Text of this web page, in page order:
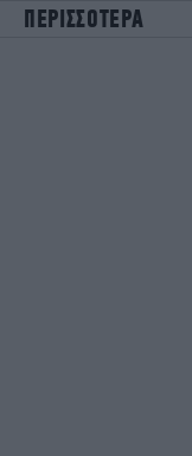
ΠΕΡΙΣΣΟΤΕΡΑ